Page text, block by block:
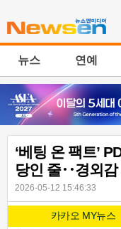
뉴스 연예
‘베팅 온 팩트’
당인 줄‥경외
2026-05-12 15:46:33
카카오 MY뉴스